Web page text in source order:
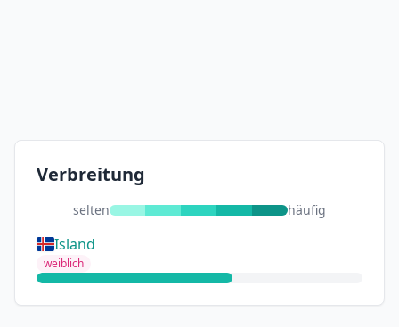
Verbreitung
selten häufig
Island
weiblich